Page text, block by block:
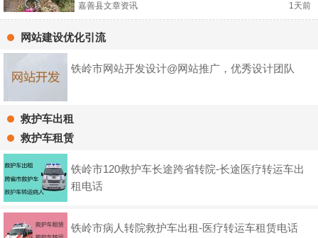
嘉善县文章资讯
1天前
网站建设优化引流
铁岭市网站开发设计@网站推广，优秀设计团队
救护车出租
救护车租赁
铁岭市120救护车长途跨省转院-长途医疗转运车出
租电话
铁岭市病人转院救护车出租-医疗转运车租赁电话